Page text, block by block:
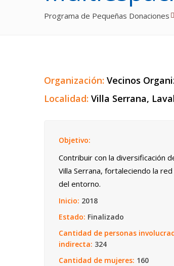
Programa de Pequeñas Donaciones
Organización: Vecinos
Localidad: Villa Serrana,
Objetivo:
Contribuir con la diversificación
Villa Serrana, fortaleciendo la
del entorno.
Inicio: 2018
Estado: Finalizado
Cantidad de personas
indirecta: 324
Cantidad de mujeres: 160